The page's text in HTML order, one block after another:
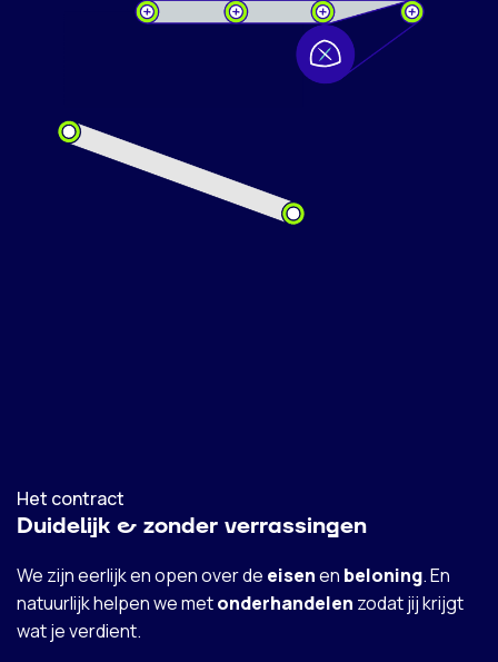
Het contract
Duidelijk & zonder verrassingen
We zijn eerlijk en open over de eisenen beloning. En
natuurlijk helpen we metonderhandelen zodat jij krijgt
wat je verdient.